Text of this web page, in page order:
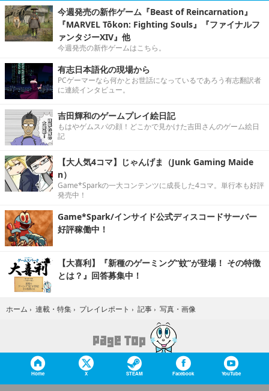
今週発売の新作ゲーム『Beast of Reincarnation』
『MARVEL Tōkon: Fighting Souls』『ファイナルフ
ァンタジーXIV』他
今週発売の新作ゲームはこちら。
有志日本語化の現場から
PCゲーマーなら何かとお世話になっているであろう有志翻訳者
に連続インタビュー。
吉田輝和のゲームプレイ絵日記
もはやゲムスパの顔！どこかで見かけた吉田さんのゲーム絵日
記
【大人気4コマ】じゃんげま（Junk Gaming Maide
n）
Game*Sparkの一大コンテンツに成長した4コマ。単行本も好評
発売中！
Game*Spark/インサイド公式ディスコードサーバー
好評稼働中！
【大喜利】『新種のゲーミング“蚊”が登場！ その特徴
とは？』回答募集中！
ホーム › 連載・特集 › プレイレポート › 記事 › 写真・画像
Home X STEAM Facebook YouTube